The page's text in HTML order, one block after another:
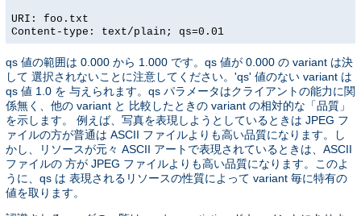
URI: foo.txt
Content-type: text/plain; qs=0.01
qs 値の範囲は 0.000 から 1.000 です。qs 値が 0.000 の variant は決
して 選択されないことに注意してください。'qs' 値のない variant は
qs 値 1.0 を 与えられます。qs パラメータはクライアントの能力に関
係無く、他の variant と 比較したときの variant の相対的な「品質」
を示します。 例えば、写真を表現しようとしているときは JPEG フ
ァイルの方が普通は ASCII ファイルよりも高い品質になります。し
かし、リソースが元々 ASCII アートで表現されているときは、ASCII
ファイルの 方が JPEG ファイルよりも高い品質になります。このよ
うに、qs は 表現されるリソースの性質によって variant 毎に特有の
値を取ります。